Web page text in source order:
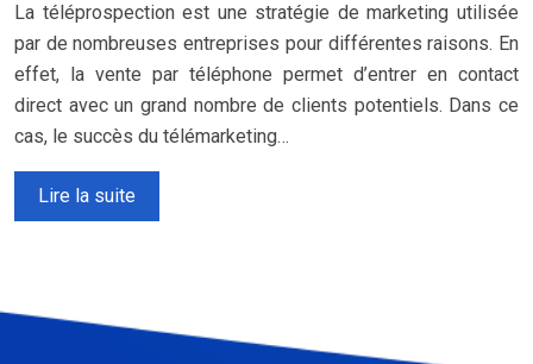
La téléprospection est une stratégie de marketing utilisée
par de nombreuses entreprises pour différentes raisons. En
effet, la vente par téléphone permet d’entrer en contact
direct avec un grand nombre de clients potentiels. Dans ce
cas, le succès du télémarketing…
Lire la suite